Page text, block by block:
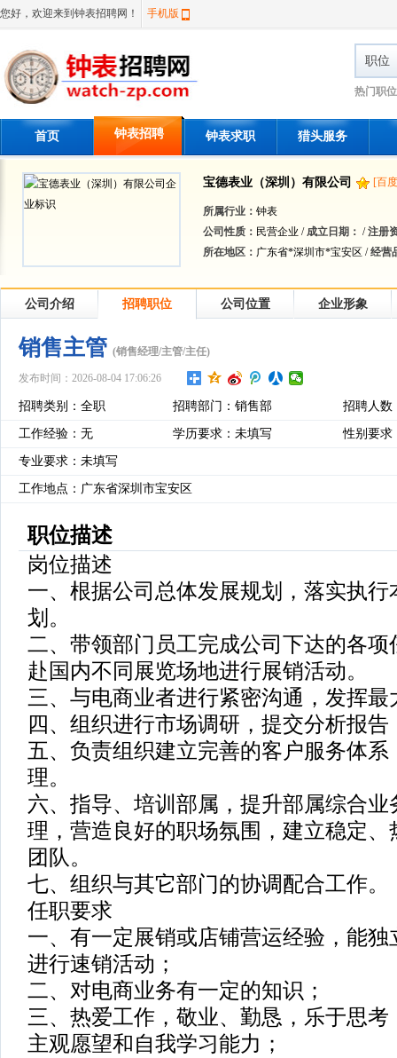
您好，欢迎来到钟表招聘网！ 手机版
职位
热门职
首页 钟表招聘 钟表求职 猎头服务
宝德表业（深圳）有限公司 [百
所属行业： 钟表
公司性质： 民营企业 /成立日期： /注册
所在地区： 广东省*深圳市*宝安区 /经营
公司介绍 招聘职位 公司位置 企业形象
销售主管 (销售经理/主管/主任)
发布时间：2026-08-04 17:06:26
招聘类别：全职 招聘部门：销售部 招聘人数
工作经验：无 学历要求：未填写 性别要求
专业要求：未填写
工作地点：广东省深圳市宝安区
职位描述
岗位描述
一、根据公司总体发展规划，落实执行
划。
二、带领部门员工完成公司下达的各项
赴国内不同展览场地进行展销活动。
三、与电商业者进行紧密沟通，发挥
四、组织进行市场调研，提交分析报
五、负责组织建立完善的客户服务体
理。
六、指导、培训部属，提升部属综合业
理，营造良好的职场氛围，建立稳定、
团队。
七、组织与其它部门的协调配合工作。
任职要求
一、有一定展销或店铺营运经验，能
进行速销活动；
二、对电商业务有一定的知识；
三、热爱工作，敬业、勤恳，乐于思
主观愿望和自我学习能力；